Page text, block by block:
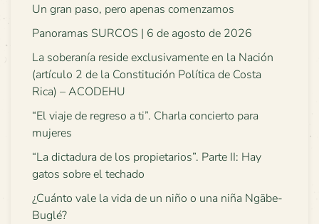
Un gran paso, pero apenas comenzamos
Panoramas SURCOS | 6 de agosto de 2026
La soberanía reside exclusivamente en la Nación
(artículo 2 de la Constitución Política de Costa
Rica) – ACODEHU
“El viaje de regreso a ti”. Charla concierto para
mujeres
“La dictadura de los propietarios”. Parte II: Hay
gatos sobre el techado
¿Cuánto vale la vida de un niño o una niña Ngäbe-
Buglé?